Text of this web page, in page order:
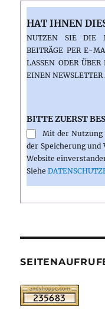
HAT IHNEN
NUTZEN SIE DIE
BEITRÄGE PER E-
ASSEN ODER ÜBER
INEN NEWSLETTER
BITTE ZUERST
Mit der Nutzung
der Speicherung und
Website
Siehe